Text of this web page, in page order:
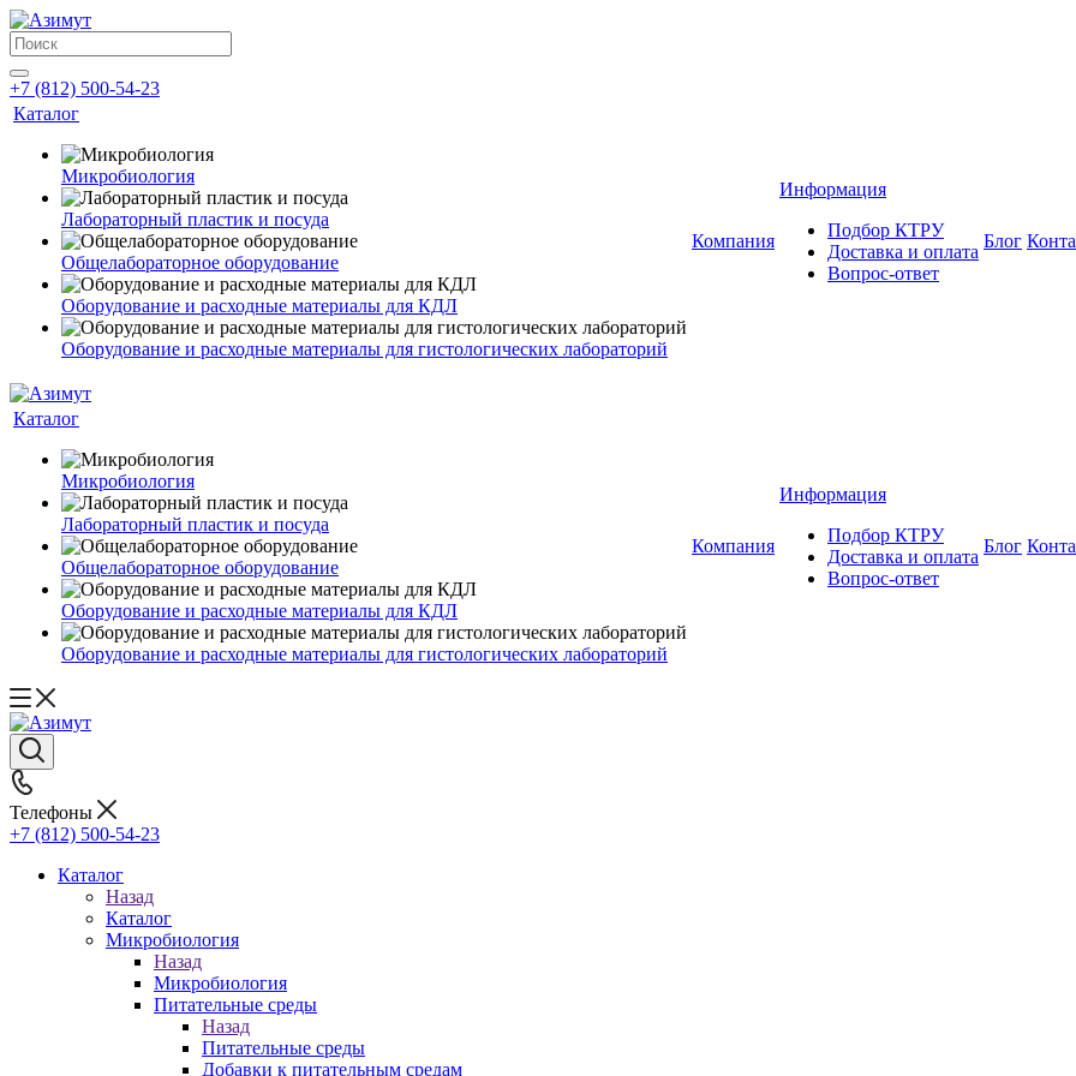
+7 (812) 500-54-23
Каталог
Микробиология
Лабораторный пластик и посуда
Общелабораторное оборудование
Оборудование и расходные материалы для КДЛ
Оборудование и расходные материалы для гистологических лабораторий
Компания
Информация
Подбор КТРУ
Доставка и оплата
Вопрос-ответ
Блог
Каталог
Микробиология
Лабораторный пластик и посуда
Общелабораторное оборудование
Оборудование и расходные материалы для КДЛ
Оборудование и расходные материалы для гистологических лабораторий
Компания
Информация
Подбор КТРУ
Доставка и оплата
Вопрос-ответ
Блог
Телефоны
+7 (812) 500-54-23
Каталог
Назад
Каталог
Микробиология
Назад
Микробиология
Питательные среды
Назад
Питательные среды
Добавки к питательным средам